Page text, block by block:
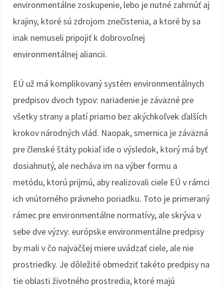
environmentálne zoskupenie, lebo je nutné zahrnúť aj
krajiny, ktoré sú zdrojom znečistenia, a ktoré by sa
inak nemuseli pripojiť k dobrovoľnej
environmentálnej aliancii.
EÚ už má komplikovaný systém environmentálnych
predpisov dvoch typov: nariadenie je záväzné pre
všetky strany a platí priamo bez akýchkoľvek ďalších
krokov národných vlád. Naopak, smernica je záväzná
pre členské štáty pokiaľ ide o výsledok, ktorý má byť
dosiahnutý, ale necháva im na výber formu a
metódu, ktorú prijmú, aby realizovali ciele EÚ v rámci
ich vnútorného právneho poriadku. Toto je primeraný
rámec pre environmentálne normatívy, ale skrýva v
sebe dve výzvy: európske environmentálne predpisy
by mali v čo najväčšej miere uvádzať ciele, ale nie
prostriedky. Je dôležité obmedziť takéto predpisy na
tie oblasti životného prostredia, ktoré majú